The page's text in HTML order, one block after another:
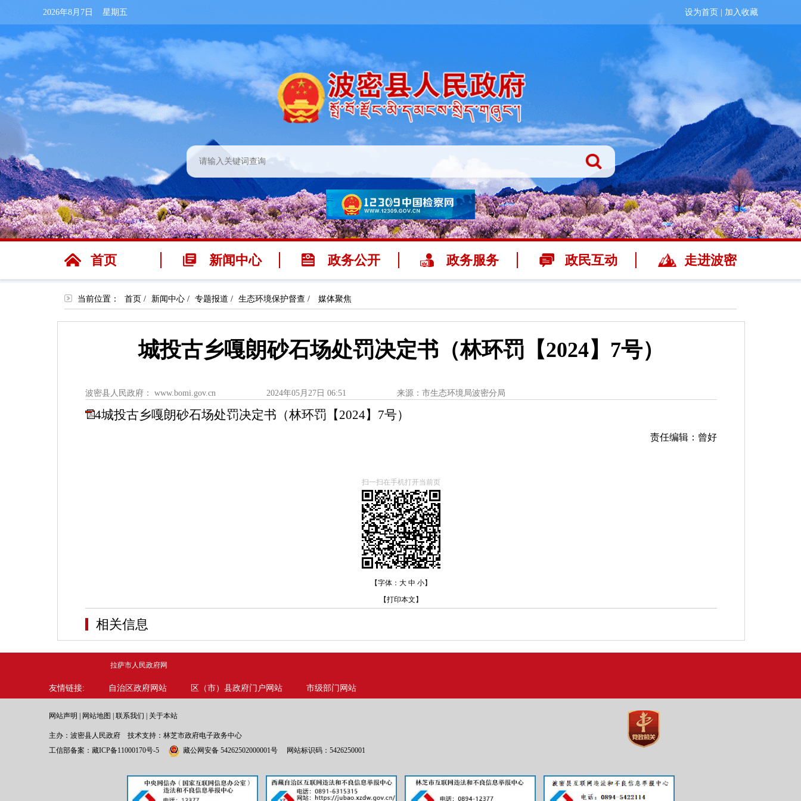
2026年8月7日 星期五 设为首页 加入收藏
首页 新闻中心 政务公开 政务服务 政民互动 走进波密
当前位置： 首页 / 新闻中心/ 专题报道 / 生态环境保护督查 / 媒体聚焦
城投古乡嘎朗砂石场处罚决定书（林环罚【2024】7号）
波密县人民政府： www.bomi.gov.cn 2024年05月27日 06:51 来源：市生态环境局波密分局
4城投古乡嘎朗砂石场处罚决定书（林环罚【2024】7号）
责任编辑：曾好
扫一扫在手机打开当前页
【字体： 大 中 小】
【打印本文 】
相关信息
拉萨市人民政府网
友情链接: 自治区政府网站 区（市）县政府门户网站 市级部门网站
网站声明 网站地图 联系我们 关于本站
主办：波密县人民政府 技术支持：林芝市政府电子政务中心
工信部备案： 藏ICP备11000170号-5 藏公网安备 54262502000001号 网站标识码：5426250001